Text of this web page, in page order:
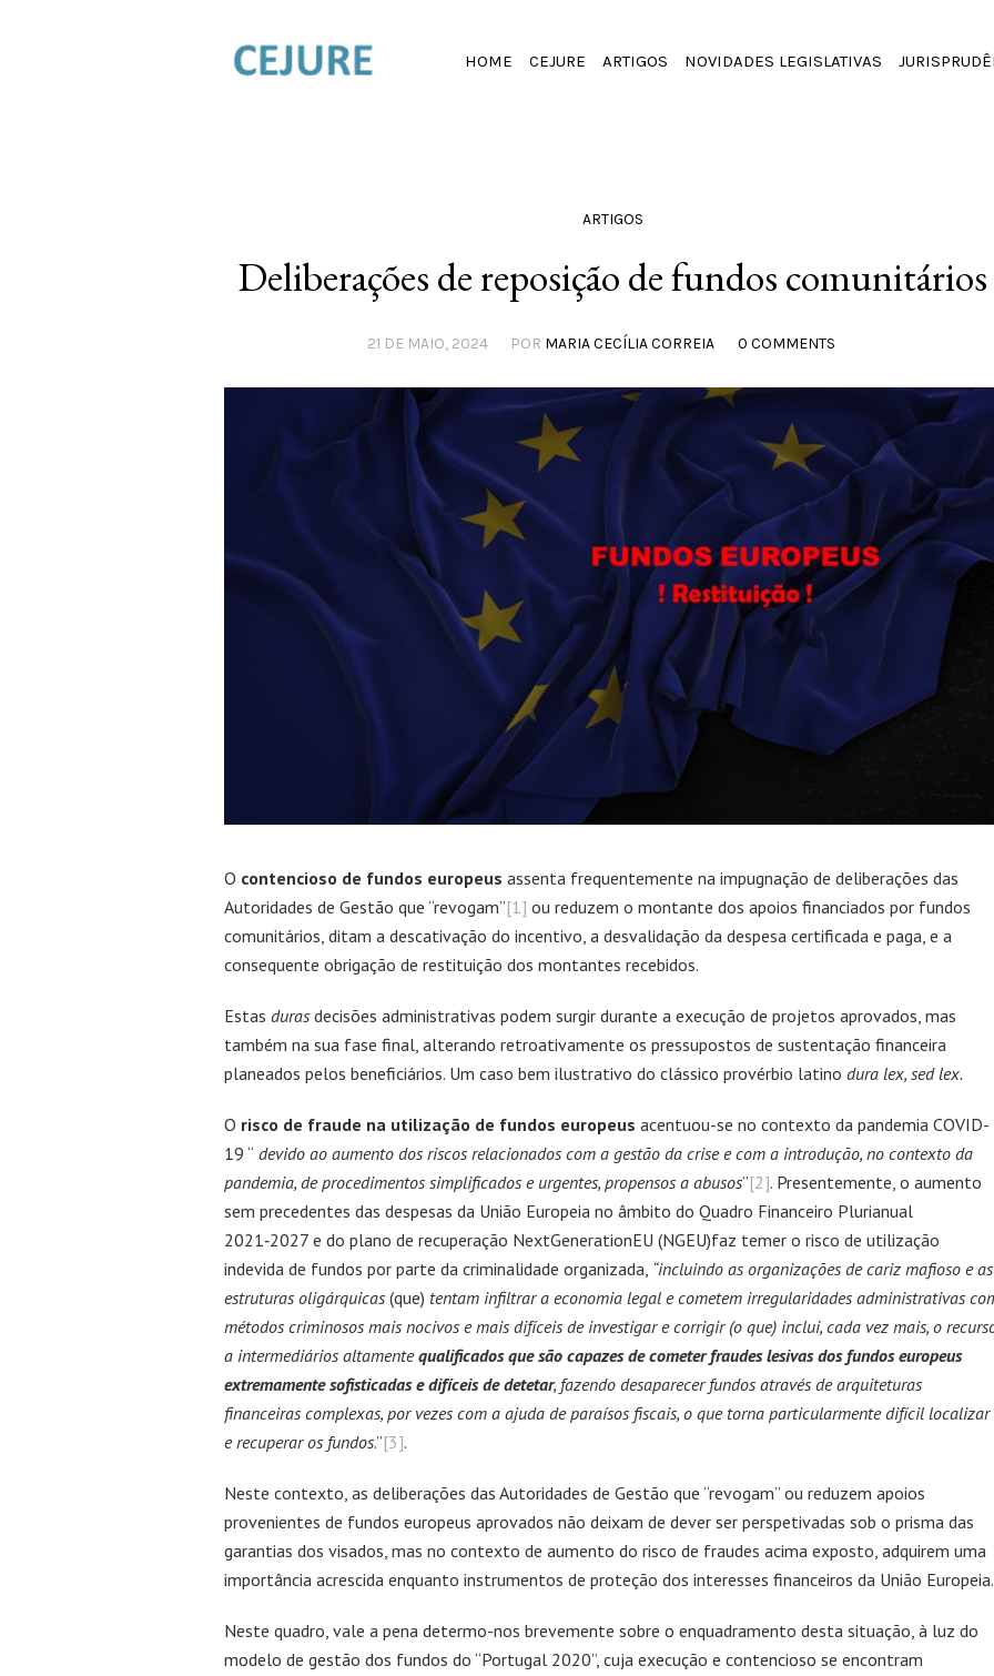
HOME CEJURE ARTIGOS NOVIDADES LEGISLATIVAS
ARTIGOS
Deliberações de reposição de fundos comunitários
21 DE MAIO, 2024 POR MARIA CECÍLIA CORREIA 0 COMMENTS
O contencioso de fundos europeus assenta frequentemente na impugnação de deliberações das
Autoridades de Gestão que “revogam”[1] ou reduzem o montante dos apoios financiados por fundos
comunitários, ditam a descativação do incentivo, a desvalidação da despesa certificada e paga, e a
consequente obrigação de restituição dos montantes recebidos.
Estas duras decisões administrativas podem surgir durante a execução de projetos aprovados, mas
também na sua fase final, alterando retroativamente os pressupostos de sustentação financeira
planeados pelos beneficiários. Um caso bem ilustrativo do clássico provérbio latino dura lex, sed lex.
O risco de fraude na utilização de fundos europeus acentuou-se no contexto da pandemia COVID-
19 “ devido ao aumento dos riscos relacionados com a gestão da crise e com a introdução, no contexto da
pandemia, de procedimentos simplificados e urgentes, propensos a abusos”[2]. Presentemente, o aumento
sem precedentes das despesas da União Europeia no âmbito do Quadro Financeiro Plurianual
2021‑2027 e do plano de recuperação NextGenerationEU (NGEU)faz temer o risco de utilização
indevida de fundos por parte da criminalidade organizada, “incluindo as organizações de cariz mafioso e as
estruturas oligárquicas (que) tentam infiltrar a economia legal e cometem irregularidades administrativas
métodos criminosos mais nocivos e mais difíceis de investigar e corrigir (o que) inclui, cada vez mais, o
a intermediários altamentequalificados que são capazes de cometer fraudes lesivas dos fundos europeus
extremamente sofisticadas e difíceis de detetar, fazendo desaparecer fundos através de arquiteturas
financeiras complexas, por vezes com a ajuda de paraísos fiscais, o que torna particularmente difícil localizar
e recuperar os fundos.”[3].
Neste contexto, as deliberações das Autoridades de Gestão que “revogam” ou reduzem apoios
provenientes de fundos europeus aprovados não deixam de dever ser perspetivadas sob o prisma das
garantias dos visados, mas no contexto de aumento do risco de fraudes acima exposto, adquirem uma
importância acrescida enquanto instrumentos de proteção dos interesses financeiros da União Europeia.
Neste quadro, vale a pena determo-nos brevemente sobre o enquadramento desta situação, à luz do
modelo de gestão dos fundos do “Portugal 2020”, cuja execução e contencioso se encontram